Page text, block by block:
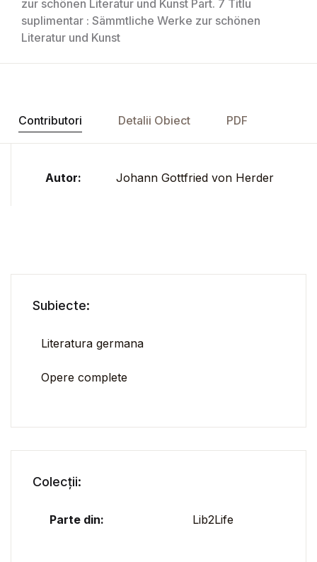
zur schönen Literatur und Kunst Part. 7 Titlu
suplimentar : Sämmtliche Werke zur schönen
Literatur und Kunst
Contributori Detalii Obiect PDF
Autor: Johann Gottfried von Herder
Subiecte:
Literatura germana
Opere complete
Colecții:
Parte din: Lib2Life